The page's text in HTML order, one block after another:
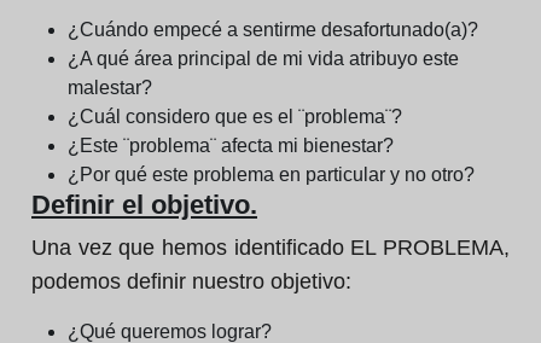
¿Cuándo empecé a sentirme desafortunado(a)?
¿A qué área principal de mi vida atribuyo este
malestar?
¿Cuál considero que es el ¨problema¨?
¿Este ¨problema¨ afecta mi bienestar?
¿Por qué este problema en particular y no otro?
Definir el objetivo.
Una vez que hemos identificado EL PROBLEMA,
podemos definir nuestro objetivo:
¿Qué queremos lograr?